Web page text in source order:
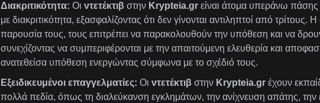
Διακριτικότητα: Οι ντετέκτιβστην Krypteia.grείναι άτομα υπεράνω πάσης
με διακριτικότητα, εξασφαλίζοντας ότι δεν γίνονται αντιληπτοί από τρίτους.
παρουσία τους, τους επιτρέπει να παρακολουθούν την υπόθεση και να
συνεχίζοντας να συμπεριφέρονται με την απαιτούμενη ελευθερία και
ανατεθείσα υπόθεση ενεργώντας σύμφωνα με το σχέδιό τους.
Εξειδικευμένοι επαγγελματίες: Οι ντετέκτιβστην Krypteia.grέχουν
πολλά πεδία, όπως τη διαλεύκανση εγκλημάτων, την ανίχνευση απάτης, την